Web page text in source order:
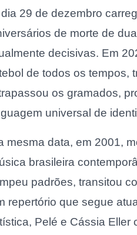
29 de dezembro
de morte de
decisivas. Em
de todos os tempos,
os gramados,
universal de
mesma data, em 2001,
brasileira
padrões, transitou
repertório que segue
Pelé e Cássia Eller